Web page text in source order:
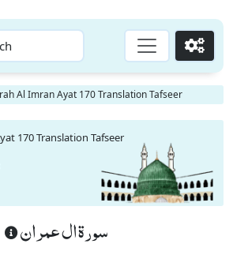
Go
Al Imran Ayat 170 Translation Tafseer
170 Translation Tafseer
سورة ال عمران